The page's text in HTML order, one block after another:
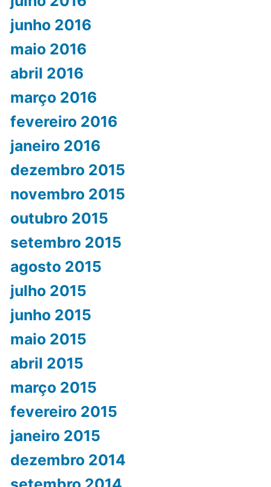
junho 2016
maio 2016
abril 2016
março 2016
fevereiro 2016
janeiro 2016
dezembro 2015
novembro 2015
outubro 2015
setembro 2015
agosto 2015
julho 2015
junho 2015
maio 2015
abril 2015
março 2015
fevereiro 2015
janeiro 2015
dezembro 2014